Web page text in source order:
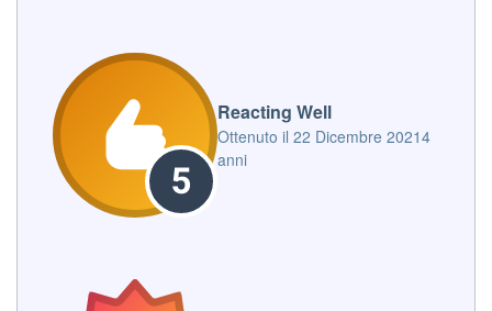
Reacting Well
Ottenuto il 22 Dicembre 20214
anni